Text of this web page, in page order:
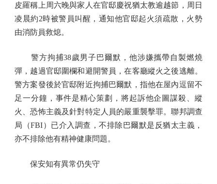
皮羅稱上周六晚與家人在官邸慶祝猶太教逾越節，周日
凌晨約2時被警員叫醒，通知他官邸起火須疏散，火勢
由消防員救熄。
警方拘捕38歲男子巴爾默，他涉嫌攜帶自製燃燒
彈，越過官邸圍欄和避開警員，在客廳縱火之後逃離。
警方案發後於官邸附近拘捕巴爾默，指他在屋內逗留不
足一分鐘，事件是精心策劃，將起訴他企圖謀殺、縱
火、恐怖主義及針對特定人員的嚴重襲擊罪。聯邦調查
局（FBI）已介入調查，不排除巴爾默是反猶太主義，
亦不排除他有精神健康問題。
保安知有異常仍失守